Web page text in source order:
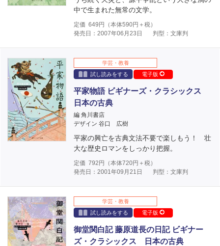
中で生まれた無常の文学。
定価 649 円（本体590円＋税）
発売日：2007年06月23日
判型：文庫判
学芸・教養
試し読みをする
電子版
平家物語 ビギナーズ・クラシックス
日本の古典
編 角川書店
デザイン 谷口 広樹
平家の興亡を古典文法不要で楽しもう！ 壮
大な歴史ロマンをしっかり把握。
定価 792 円（本体720円＋税）
発売日：2001年09月21日
判型：文庫判
学芸・教養
試し読みをする
電子版
御堂関白記 藤原道長の日記 ビギナー
ズ・クラシックス 日本の古典